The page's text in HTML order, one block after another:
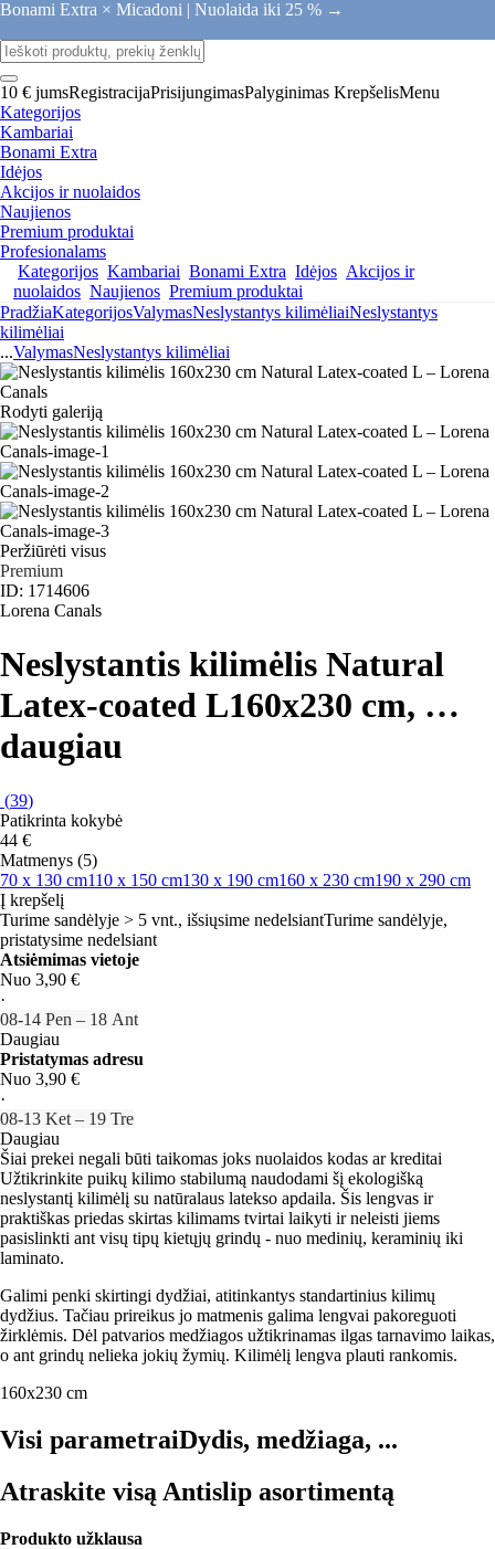
Bonami Extra × Micadoni | Nuolaida iki 25 % →
10 € jumsRegistracijaPrisijungimasPalyginimas KrepšelisMenu
Kategorijos
Kambariai
Bonami Extra
Idėjos
Akcijos ir nuolaidos
Naujienos
Premium produktai
Profesionalams
Kategorijos Kambariai Bonami Extra Idėjos Akcijos ir
nuolaidos Naujienos Premium produktai
PradžiaKategorijosValymasNeslystantys kilimėliaiNeslystantys
kilimėliai
...ValymasNeslystantys kilimėliai
Rodyti galeriją
Peržiūrėti visus
Premium
ID: 1714606
Lorena Canals
Neslystantis kilimėlis Natural
Latex-coated L160x230 cm, …
daugiau
(39)
Patikrinta kokybė
44 €
Matmenys (5)
70 x 130 cm110 x 150 cm130 x 190 cm160 x 230 cm190 x 290 cm
Į krepšelį
Turime sandėlyje > 5 vnt., išsiųsime nedelsiantTurime sandėlyje,
pristatysime nedelsiant
Atsiėmimas vietoje
Nuo 3,90 €
·
08‑14 Pen – 18 Ant
Daugiau
Pristatymas adresu
Nuo 3,90 €
·
08‑13 Ket – 19 Tre
Daugiau
Šiai prekei negali būti taikomas joks nuolaidos kodas ar kreditai
Užtikrinkite puikų kilimo stabilumą naudodami šį ekologišką
neslystantį kilimėlį su natūralaus latekso apdaila. Šis lengvas ir
praktiškas priedas skirtas kilimams tvirtai laikyti ir neleisti jiems
pasislinkti ant visų tipų kietųjų grindų - nuo medinių, keraminių iki
laminato.
Galimi penki skirtingi dydžiai, atitinkantys standartinius kilimų
dydžius. Tačiau prireikus jo matmenis galima lengvai pakoreguoti
žirklėmis. Dėl patvarios medžiagos užtikrinamas ilgas tarnavimo laikas,
o ant grindų nelieka jokių žymių. Kilimėlį lengva plauti rankomis.
160x230 cm
Visi parametraiDydis, medžiaga, ...
Atraskite visą Antislip asortimentą
Produkto užklausa